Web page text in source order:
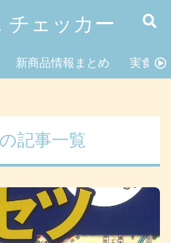
チェッカー
新商品情報まとめ 実食レ
記事一覧